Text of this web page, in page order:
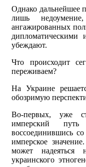
Однако дальнейшее
лишь
ангажированных
дипломатическими
убеждают.
Что происходит
переживаем?
На Украине
обозримую
Во-первых, уже
имперский
воссоединившись
имперское
может надеяться
украинского